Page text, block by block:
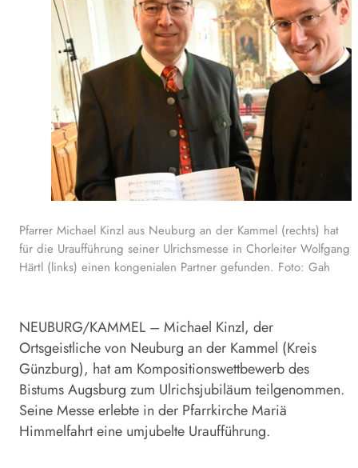
Pfarrer Michael Kinzl aus Neuburg an der Kammel (rechts) hat
für die Uraufführung seiner Ulrichsmesse in Chorleiter Wolfgang
Härtl (links) einen kongenialen Partner gefunden. Foto: Gah
NEUBURG/KAMMEL – Michael Kinzl, der
Ortsgeistliche von Neuburg an der Kammel (Kreis
Günzburg), hat am Kompositionswettbewerb des
Bistums Augsburg zum Ulrichsjubiläum teilgenommen.
Seine Messe erlebte in der Pfarrkirche Mariä
Himmelfahrt eine umjubelte Uraufführung.